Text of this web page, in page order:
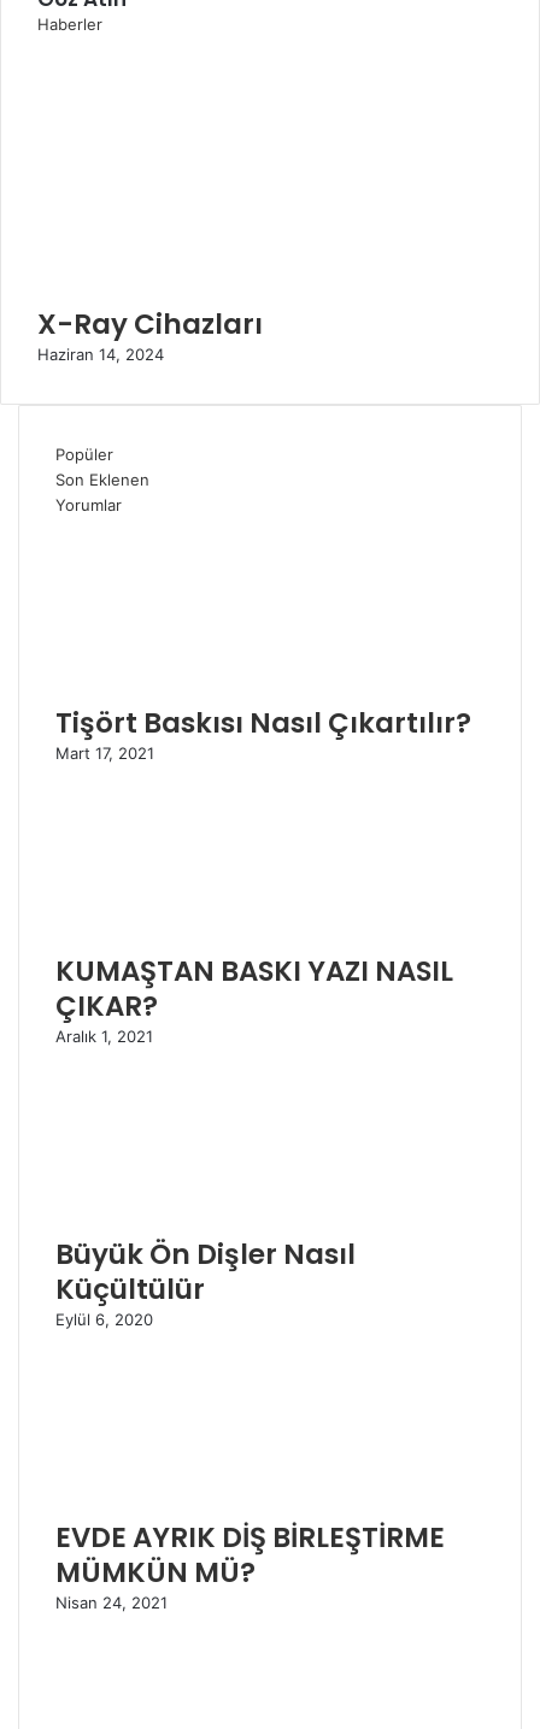
K
Haberler
X-Ray Cihazları
Haziran 14, 2024
Popüler
Son Eklenen
Yorumlar
Tişört Baskısı Nasıl Çıkartılır?
Mart 17, 2021
KUMAŞTAN BASKI YAZI NASIL
ÇIKAR?
Aralık 1, 2021
Büyük Ön Dişler Nasıl
Küçültülür
Eylül 6, 2020
EVDE AYRIK DİŞ BİRLEŞTİRME
MÜMKÜN MÜ?
Nisan 24, 2021